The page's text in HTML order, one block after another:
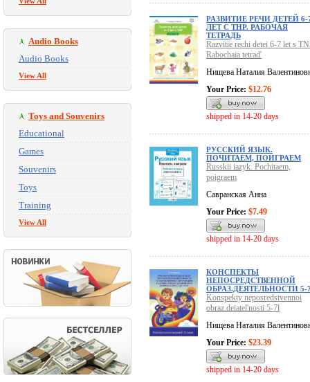
Audio Books
Audio Books
View All
Toys and Souvenirs
Educational
Games
Souvenirs
Toys
Training
View All
РАЗВИТИЕ РЕЧИ ДЕТЕЙ 6-
ЛЕТ С ТНР. РАБОЧАЯ
ТЕТРАДЬ
Razvitie rechi detei 6-7 let s
Rabochaia tetrad'
Нищева Наталия
Your Price: $12.76
shipped in 14-20 days
РУССКИЙ ЯЗЫК.
ПОЧИТАЕМ, ПОИГРАЕМ
Russkii iazyk. Pochitaem,
poigraem
Савранская Анна
Your Price: $7.49
shipped in 14-20 days
КОНСПЕКТЫ
НЕПОСРЕДСТВЕННОЙ
ОБРАЗ.ДЕЯТЕЛЬНОСТИ 5-
Konspekty neposredstvennoi
obraz.deiatel'nosti 5-7l
Нищева Наталия
Your Price: $23.39
shipped in 14-20 days